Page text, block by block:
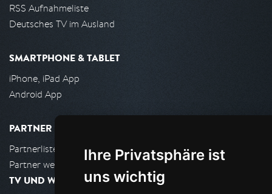
Ihre Privatsphäre ist
uns wichtig
RSS Aufnahmeliste
Deutsches TV im Ausland
SMARTPHONE & TABLET
iPhone, iPad App
Android App
PARTNER
Partnerliste
Partner werden
TV UND WOHNZIMMER